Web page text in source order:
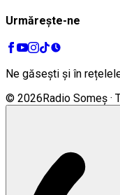
Urmărește-ne
Ne găsești și în
© 2026Radio Someș